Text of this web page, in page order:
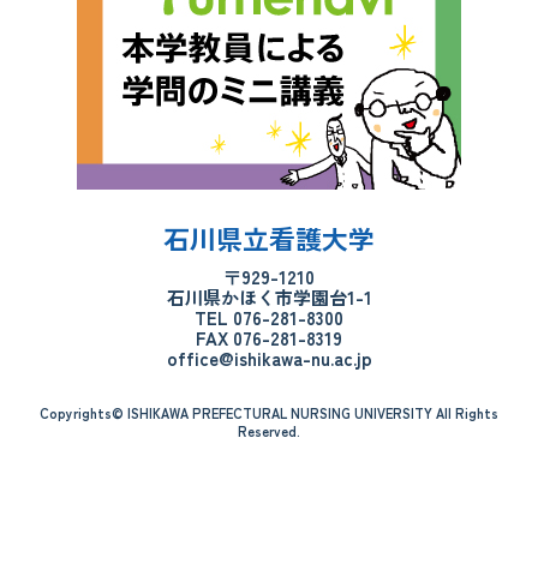
石川県立看護大学
〒929-1210
石川県かほく市学園台1-1
TEL 076-281-8300
FAX 076-281-8319
office@ishikawa-nu.ac.jp
Copyrights© ISHIKAWA PREFECTURAL NURSING UNIVERSITY All Rights
Reserved.